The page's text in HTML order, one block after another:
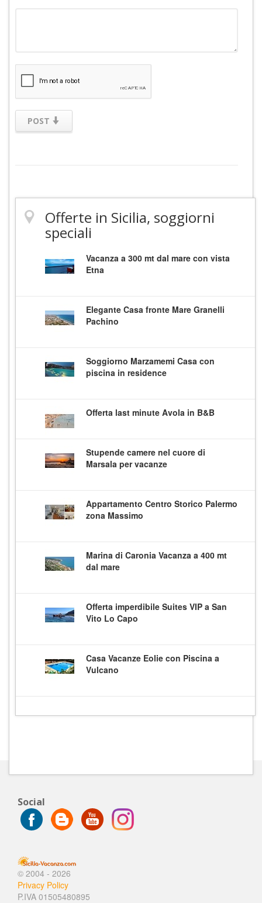
POST
Offerte in Sicilia, soggiorni
speciali
Vacanza a 300 mt dal mare con vista
Etna
Elegante Casa fronte Mare Granelli
Pachino
Soggiorno Marzamemi Casa con
piscina in residence
Offerta last minute Avola in B&B
Stupende camere nel cuore di
Marsala per vacanze
Appartamento Centro Storico Palermo
zona Massimo
Marina di Caronia Vacanza a 400 mt
dal mare
Offerta imperdibile Suites VIP a San
Vito Lo Capo
Casa Vacanze Eolie con Piscina a
Vulcano
Social
© 2004 - 2026
Privacy Policy
P.IVA 01505480895